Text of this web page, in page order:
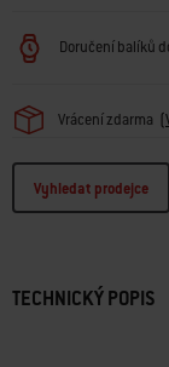
Doručení balíků
Vrácení zdarma (
Vyhledat prodejce
TECHNICKÝ POPIS